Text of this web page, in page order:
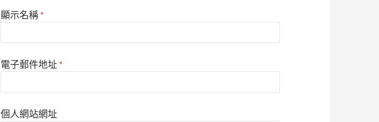
顯示名稱 *
電子郵件地址 *
個人網站網址